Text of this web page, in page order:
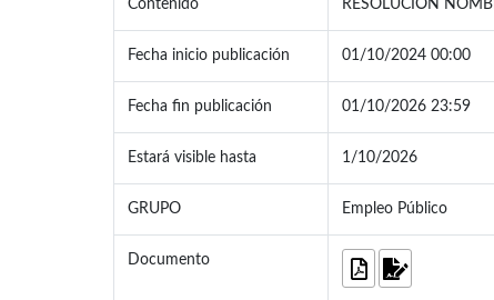
Contenido RESOLUCIÓN
Fecha inicio publicación 01/10/2024 00:00
Fecha fin publicación 01/10/2026 23:59
Estará visible hasta 1/10/2026
GRUPO Empleo Público
Documento